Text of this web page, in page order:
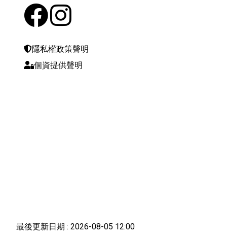
隱私權政策聲明
個資提供聲明
最後更新日期 : 2026-08-05 12:00